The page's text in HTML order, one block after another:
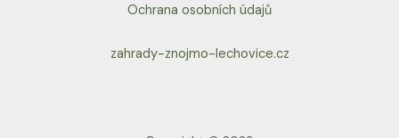
Ochrana osobních údajů
zahrady-znojmo-lechovice.cz